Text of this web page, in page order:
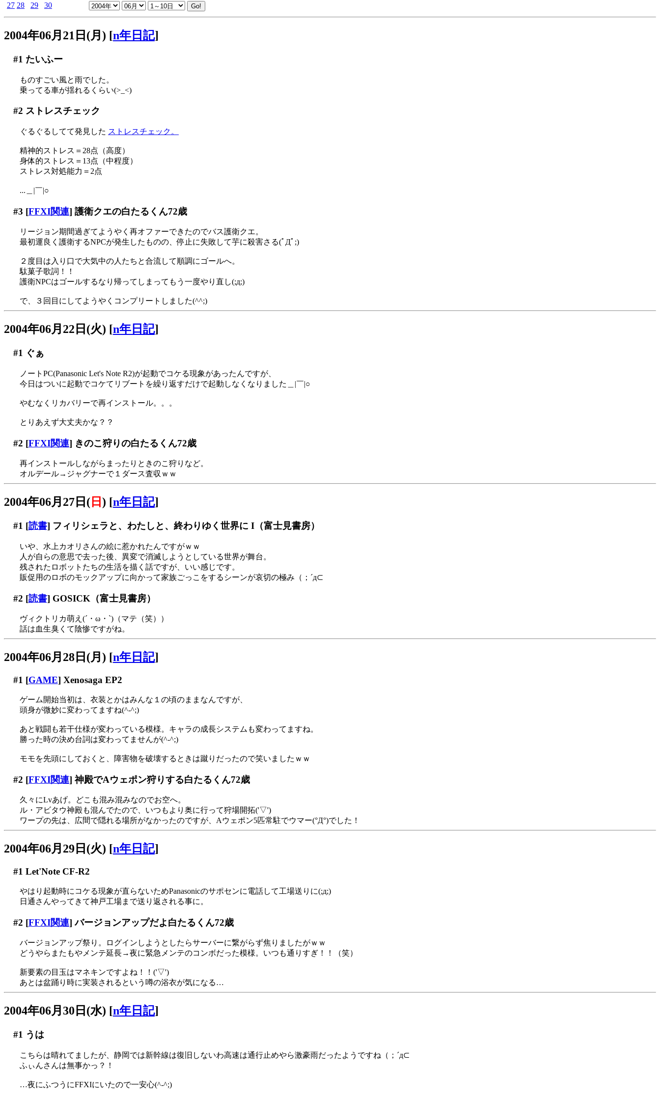
27 28 29 30
2004年06月21日(月) [n年日記]
#1 たいふー
ものすごい風と雨でした。
乗ってる車が揺れるくらい(>_<)
#2 ストレスチェック
ぐるぐるしてて発見した ストレスチェック。
精神的ストレス＝28点（高度）
身体的ストレス＝13点（中程度）
ストレス対処能力＝2点
...＿|￣|○
#3 [FFXI関連] 護衛クエの白たるくん72歳
リージョン期間過ぎてようやく再オファーできたのでバス護衛クエ。
最初運良く護衛するNPCが発生したものの、停止に失敗して芋に殺害さる(ﾟДﾟ;)
２度目は入り口で大気中の人たちと合流して順調にゴールへ。
駄菓子歌詞！！
護衛NPCはゴールするなり帰ってしまってもう一度やり直し(;д;)
で、３回目にしてようやくコンプリートしました(^^;)
2004年06月22日(火) [n年日記]
#1 ぐぁ
ノートPC(Panasonic Let's Note R2)が起動でコケる現象があったんですが、
今日はついに起動でコケてリブートを繰り返すだけで起動しなくなりました＿|￣|○
やむなくリカバリーで再インストール。。。
とりあえず大丈夫かな？？
#2 [FFXI関連] きのこ狩りの白たるくん72歳
再インストールしながらまったりときのこ狩りなど。
オルデール→ジャグナーで１ダース査収ｗｗ
2004年06月27日( 日 ) [n年日記]
#1 [読書] フィリシェラと、わたしと、終わりゆく世界に I（富士見書房）
いや、水上カオリさんの絵に惹かれたんですがｗｗ
人が自らの意思で去った後、異変で消滅しようとしている世界が舞台。
残されたロボットたちの生活を描く話ですが、いい感じです。
販促用のロボのモックアップに向かって家族ごっこをするシーンが哀切の極み（；´д⊂
#2 [読書] GOSICK（富士見書房）
ヴィクトリカ萌え(´・ω・`)（マテ（笑））
話は血生臭くて陰惨ですがね。
2004年06月28日(月) [n年日記]
#1 [GAME] Xenosaga EP2
ゲーム開始当初は、衣装とかはみんな１の頃のままなんですが、
頭身が微妙に変わってますね(^-^;)
あと戦闘も若干仕様が変わっている模様。キャラの成長システムも変わってますね。
勝った時の決め台詞は変わってませんが(^-^;)
モモを先頭にしておくと、障害物を破壊するときは蹴りだったので笑いましたｗｗ
#2 [FFXI関連] 神殿でAウェポン狩りする白たるくん72歳
久々にLvあげ。どこも混み混みなのでお空へ。
ル・アビタウ神殿も混んでたので、いつもより奥に行って狩場開拓('▽')
ワープの先は、広間で隠れる場所がなかったのですが、Aウェポン5匹常駐でウマー(°Д°)でした！
2004年06月29日(火) [n年日記]
#1 Let'Note CF-R2
やはり起動時にコケる現象が直らないためPanasonicのサポセンに電話して工場送りに(;д;)
日通さんやってきて神戸工場まで送り返される事に。
#2 [FFXI関連] バージョンアップだよ白たるくん72歳
バージョンアップ祭り。ログインしようとしたらサーバーに繋がらず焦りましたがｗｗ
どうやらまたもやメンテ延長→夜に緊急メンテのコンボだった模様。いつも通りすぎ！！（笑）
新要素の目玉はマネキンですよね！！('▽')
あとは盆踊り時に実装されるという噂の浴衣が気になる…
2004年06月30日(水) [n年日記]
#1 うは
こちらは晴れてましたが、静岡では新幹線は復旧しないわ高速は通行止めやら激豪雨だったようですね（；´д⊂
ふぃんさんは無事かっ？！
…夜にふつうにFFXIにいたので一安心(^-^;)